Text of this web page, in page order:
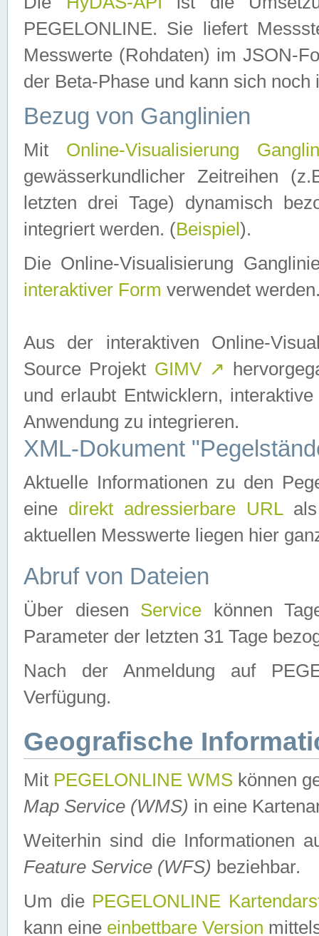
PEGELONLINE. Sie liefert
Messwerte (Rohdaten) im JSON-
der Beta-Phase und kann sich noch
Bezug von Ganglinien
Mit Online-Visualisierung
gewässerkundlicher Zeitreihen
letzten drei Tage) dynamisch
integriert werden. (Beispiel ).
Die Online-Visualisierung
interaktiver Form verwendet
Aus der interaktiven Online-
Source Projekt GIMV ↗
und erlaubt Entwicklern,
Anwendung zu integrieren.
XML-Dokument
Aktuelle Informationen zu den
eine direkt adressierbare URLals
aktuellen Messwerte liegen hier
Abruf von Dateien
Über diesen Service können
Parameter der letzten 31 Tage
Nach der Anmeldung auf
Verfügung.
Geografische
Mit PEGELONLINE WMS können
Map Service (WMS) in eine
Weiterhin sind die Informationen
Feature Service (WFS) beziehbar.
Um die PEGELONLINE
kann eine einbettbare Version